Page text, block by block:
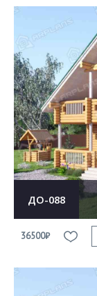
ДО-088
36500₽